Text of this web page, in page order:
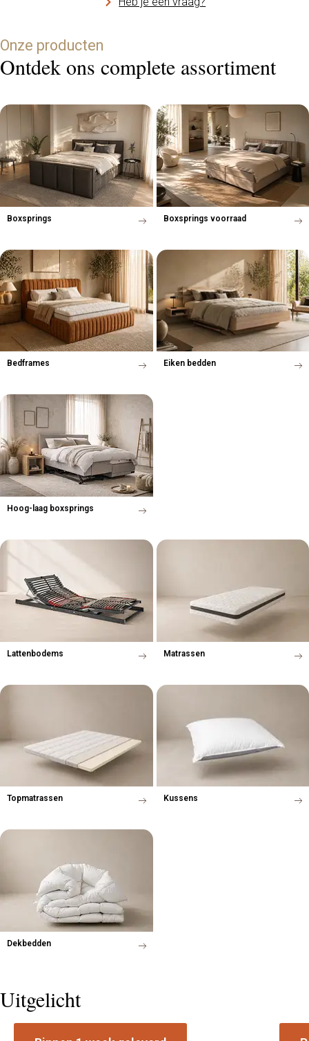
Onze producten
Ontdek ons complete assortiment
Boxsprings Boxsprings voorraad
Bedframes Eiken bedden
Hoog-laag boxsprings
Lattenbodems Matrassen
Topmatrassen Kussens
Dekbedden
Uitgelicht